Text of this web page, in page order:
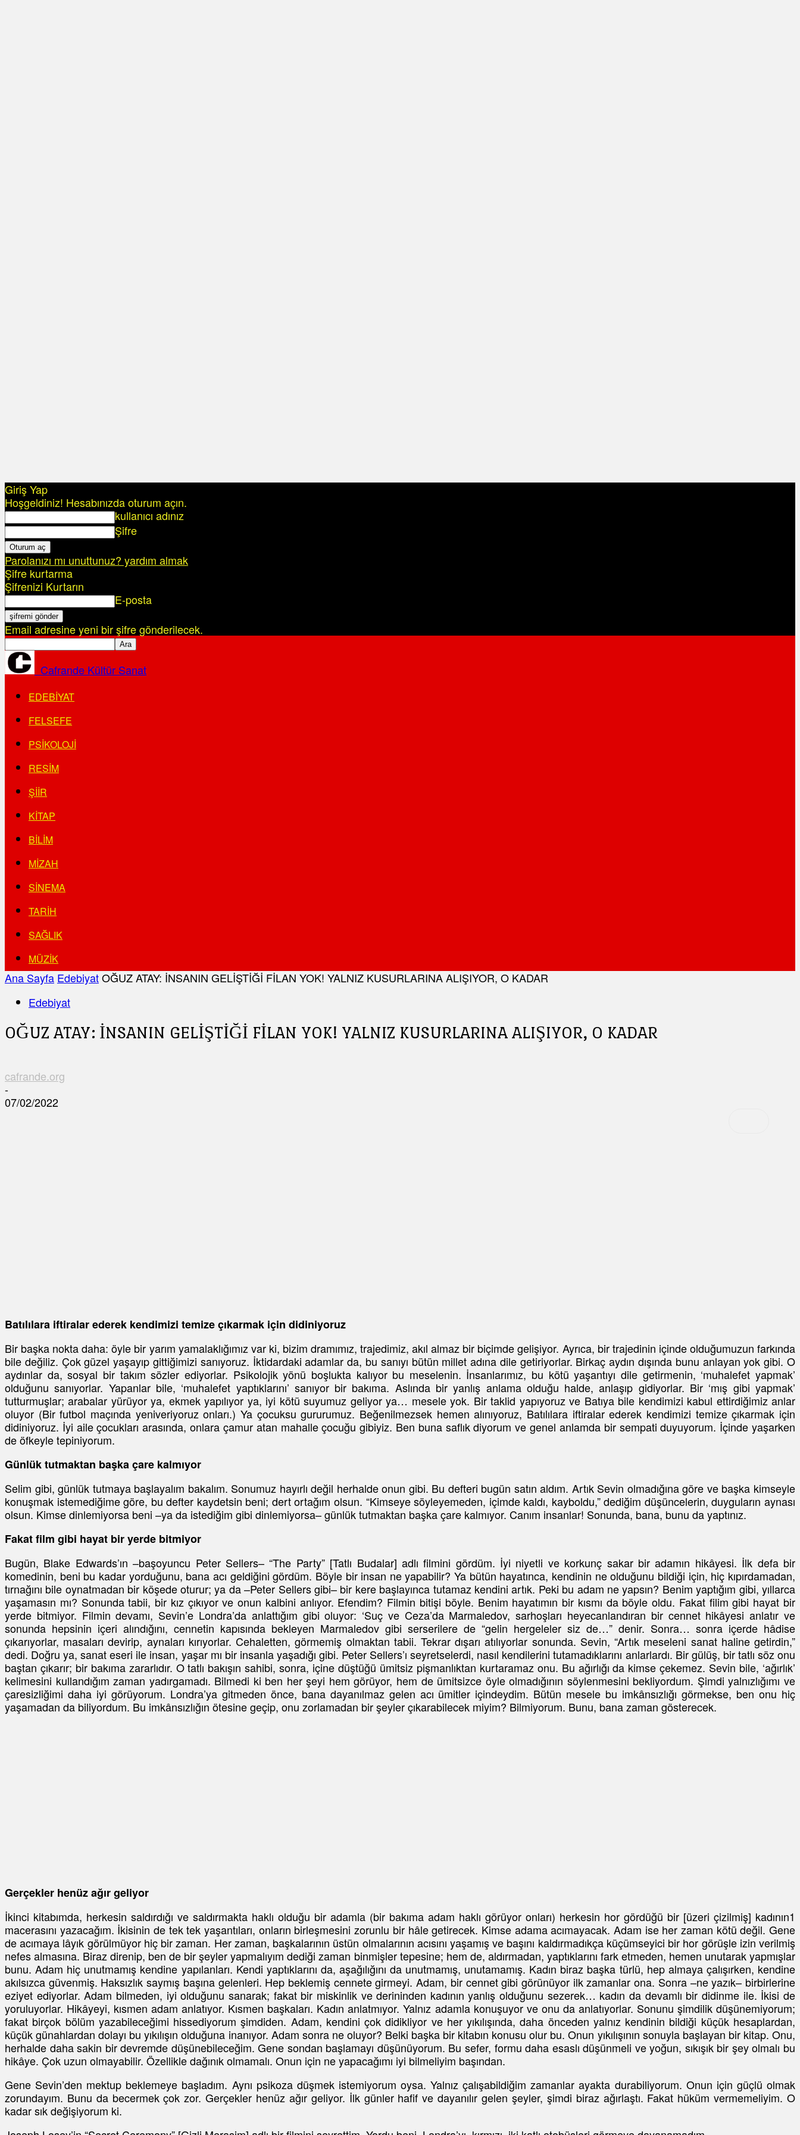
Giriş Yap
Hoşgeldiniz! Hesabınızda oturum açın.
kullanıcı adınız
Şifre
Parolanızı mı unuttunuz? yardım almak
Şifre kurtarma
Şifrenizi Kurtarın
E-posta
Email adresine yeni bir şifre gönderilecek.
Cafrande Kültür Sanat
EDEBIYAT
FELSEFE
PSIKOLOJI
RESIM
ŞIIR
KITAP
BILIM
MIZAH
SINEMA
TARIH
SAĞLIK
MÜZIK
Ana Sayfa EdebiyatOĞUZ ATAY: İNSANIN GELİŞTİĞİ FİLAN YOK! YALNIZ KUSURLARINA ALIŞIYOR, O KADAR
Edebiyat
OĞUZ ATAY: İNSANIN GELİŞTİĞİ FİLAN YOK! YALNIZ KUSURLARINA ALIŞIYOR, O KADAR
cafrande.org
-
07/02/2022
Batılılara iftiralar ederek kendimizi temize çıkarmak için didiniyoruz
Bir başka nokta daha: öyle bir yarım yamalaklığımız var ki, bizim dramımız, trajedimiz, akıl almaz bir biçimde gelişiyor. Ayrıca, bir trajedinin içinde olduğumuzun farkında
bile değiliz. Çok güzel yaşayıp gittiğimizi sanıyoruz. İktidardaki adamlar da, bu sanıyı bütün millet adına dile getiriyorlar. Birkaç aydın dışında bunu anlayan yok gibi. O
aydınlar da, sosyal bir takım sözler ediyorlar. Psikolojik yönü boşlukta kalıyor bu meselenin. İnsanlarımız, bu kötü yaşantıyı dile getirmenin, ‘muhalefet yapmak’
olduğunu sanıyorlar. Yapanlar bile, ‘muhalefet yaptıklarını’ sanıyor bir bakıma. Aslında bir yanlış anlama olduğu halde, anlaşıp gidiyorlar. Bir ‘mış gibi yapmak’
tutturmuşlar; arabalar yürüyor ya, ekmek yapılıyor ya, iyi kötü suyumuz geliyor ya… mesele yok. Bir taklid yapıyoruz ve Batıya bile kendimizi kabul ettirdiğimiz anlar
oluyor (Bir futbol maçında yeniveriyoruz onları.) Ya çocuksu gururumuz. Beğenilmezsek hemen alınıyoruz, Batılılara iftiralar ederek kendimizi temize çıkarmak için
didiniyoruz. İyi aile çocukları arasında, onlara çamur atan mahalle çocuğu gibiyiz. Ben buna saflık diyorum ve genel anlamda bir sempati duyuyorum. İçinde yaşarken
de öfkeyle tepiniyorum.
Günlük tutmaktan başka çare kalmıyor
Selim gibi, günlük tutmaya başlayalım bakalım. Sonumuz hayırlı değil herhalde onun gibi. Bu defteri bugün satın aldım. Artık Sevin olmadığına göre ve başka kimseyle
konuşmak istemediğime göre, bu defter kaydetsin beni; dert ortağım olsun. “Kimseye söyleyemeden, içimde kaldı, kayboldu,” dediğim düşüncelerin, duyguların aynası
olsun. Kimse dinlemiyorsa beni –ya da istediğim gibi dinlemiyorsa– günlük tutmaktan başka çare kalmıyor. Canım insanlar! Sonunda, bana, bunu da yaptınız.
Fakat film gibi hayat bir yerde bitmiyor
Bugün, Blake Edwards’ın –başoyuncu Peter Sellers– “The Party” [Tatlı Budalar] adlı filmini gördüm. İyi niyetli ve korkunç sakar bir adamın hikâyesi. İlk defa bir
komedinin, beni bu kadar yorduğunu, bana acı geldiğini gördüm. Böyle bir insan ne yapabilir? Ya bütün hayatınca, kendinin ne olduğunu bildiği için, hiç kıpırdamadan,
tırnağını bile oynatmadan bir köşede oturur; ya da –Peter Sellers gibi– bir kere başlayınca tutamaz kendini artık. Peki bu adam ne yapsın? Benim yaptığım gibi, yıllarca
yaşamasın mı? Sonunda tabii, bir kız çıkıyor ve onun kalbini anlıyor. Efendim? Filmin bitişi böyle. Benim hayatımın bir kısmı da böyle oldu. Fakat filim gibi hayat bir
yerde bitmiyor. Filmin devamı, Sevin’e Londra’da anlattığım gibi oluyor: ‘Suç ve Ceza’da Marmaledov, sarhoşları heyecanlandıran bir cennet hikâyesi anlatır ve
sonunda hepsinin içeri alındığını, cennetin kapısında bekleyen Marmaledov gibi serserilere de “gelin hergeleler siz de…” denir. Sonra… sonra içerde hâdise
çıkarıyorlar, masaları devirip, aynaları kırıyorlar. Cehaletten, görmemiş olmaktan tabii. Tekrar dışarı atılıyorlar sonunda. Sevin, “Artık meseleni sanat haline getirdin,”
dedi. Doğru ya, sanat eseri ile insan, yaşar mı bir insanla yaşadığı gibi. Peter Sellers’ı seyretselerdi, nasıl kendilerini tutamadıklarını anlarlardı. Bir gülüş, bir tatlı söz onu
baştan çıkarır; bir bakıma zararlıdır. O tatlı bakışın sahibi, sonra, içine düştüğü ümitsiz pişmanlıktan kurtaramaz onu. Bu ağırlığı da kimse çekemez. Sevin bile, ‘ağırlık’
kelimesini kullandığım zaman yadırgamadı. Bilmedi ki ben her şeyi hem görüyor, hem de ümitsizce öyle olmadığının söylenmesini bekliyordum. Şimdi yalnızlığımı ve
çaresizliğimi daha iyi görüyorum. Londra’ya gitmeden önce, bana dayanılmaz gelen acı ümitler içindeydim. Bütün mesele bu imkânsızlığı görmekse, ben onu hiç
yaşamadan da biliyordum. Bu imkânsızlığın ötesine geçip, onu zorlamadan bir şeyler çıkarabilecek miyim? Bilmiyorum. Bunu, bana zaman gösterecek.
Gerçekler henüz ağır geliyor
İkinci kitabımda, herkesin saldırdığı ve saldırmakta haklı olduğu bir adamla (bir bakıma adam haklı görüyor onları) herkesin hor gördüğü bir [üzeri çizilmiş] kadının1
macerasını yazacağım. İkisinin de tek tek yaşantıları, onların birleşmesini zorunlu bir hâle getirecek. Kimse adama acımayacak. Adam ise her zaman kötü değil. Gene
de acımaya lâyık görülmüyor hiç bir zaman. Her zaman, başkalarının üstün olmalarının acısını yaşamış ve başını kaldırmadıkça küçümseyici bir hor görüşle izin verilmiş
nefes almasına. Biraz direnip, ben de bir şeyler yapmalıyım dediği zaman binmişler tepesine; hem de, aldırmadan, yaptıklarını fark etmeden, hemen unutarak yapmışlar
bunu. Adam hiç unutmamış kendine yapılanları. Kendi yaptıklarını da, aşağılığını da unutmamış, unutamamış. Kadın biraz başka türlü, hep almaya çalışırken, kendine
akılsızca güvenmiş. Haksızlık saymış başına gelenleri. Hep beklemiş cennete girmeyi. Adam, bir cennet gibi görünüyor ilk zamanlar ona. Sonra –ne yazık– birbirlerine
eziyet ediyorlar. Adam bilmeden, iyi olduğunu sanarak; fakat bir miskinlik ve derininden kadının yanlış olduğunu sezerek… kadın da devamlı bir didinme ile. İkisi de
yoruluyorlar. Hikâyeyi, kısmen adam anlatıyor. Kısmen başkaları. Kadın anlatmıyor. Yalnız adamla konuşuyor ve onu da anlatıyorlar. Sonunu şimdilik düşünemiyorum;
fakat birçok bölüm yazabileceğimi hissediyorum şimdiden. Adam, kendini çok didikliyor ve her yıkılışında, daha önceden yalnız kendinin bildiği küçük hesaplardan,
küçük günahlardan dolayı bu yıkılışın olduğuna inanıyor. Adam sonra ne oluyor? Belki başka bir kitabın konusu olur bu. Onun yıkılışının sonuyla başlayan bir kitap. Onu,
herhalde daha sakin bir devremde düşünebileceğim. Gene sondan başlamayı düşünüyorum. Bu sefer, formu daha esaslı düşünmeli ve yoğun, sıkışık bir şey olmalı bu
hikâye. Çok uzun olmayabilir. Özellikle dağınık olmamalı. Onun için ne yapacağımı iyi bilmeliyim başından.
Gene Sevin’den mektup beklemeye başladım. Aynı psikoza düşmek istemiyorum oysa. Yalnız çalışabildiğim zamanlar ayakta durabiliyorum. Onun için güçlü olmak
zorundayım. Bunu da becermek çok zor. Gerçekler henüz ağır geliyor. İlk günler hafif ve dayanılır gelen şeyler, şimdi biraz ağırlaştı. Fakat hüküm vermemeliyim. O
kadar sık değişiyorum ki.